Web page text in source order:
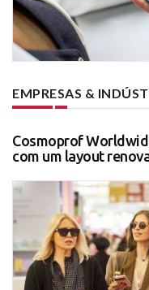
EMPRESAS &
Cosmoprof
com um layout